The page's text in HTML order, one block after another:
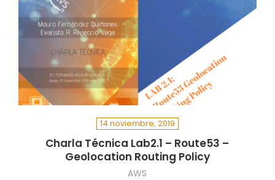
14 noviembre, 2019
Charla Técnica Lab2.1 – Route53 –
Geolocation Routing Policy
AWS